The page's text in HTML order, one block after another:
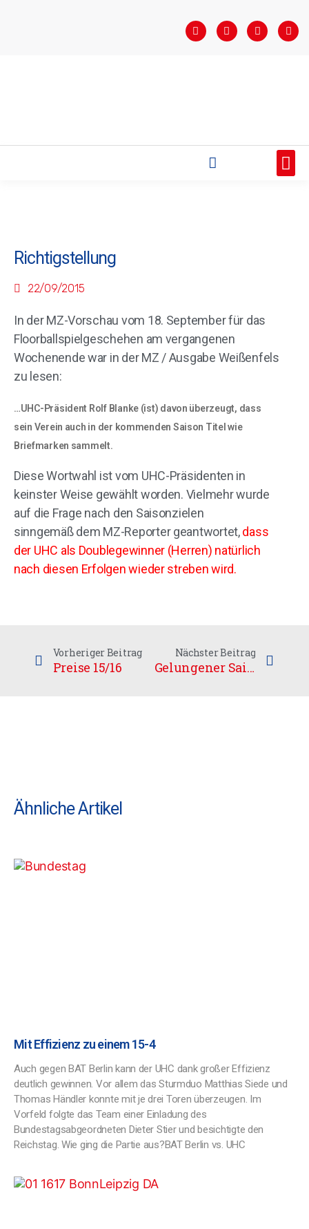
Richtigstellung
22/09/2015
In der MZ-Vorschau vom 18. September für das
Floorballspielgeschehen am vergangenen
Wochenende war in der MZ / Ausgabe Weißenfels
zu lesen:
…UHC-Präsident Rolf Blanke (ist) davon überzeugt, dass
sein Verein auch in der kommenden Saison Titel wie
Briefmarken sammelt.
Diese Wortwahl ist vom UHC-Präsidenten in
keinster Weise gewählt worden. Vielmehr wurde
auf die Frage nach den Saisonzielen
sinngemäß dem MZ-Reporter geantwortet,dass
der UHC als Doublegewinner (Herren) natürlich
nach diesen Erfolgen wieder streben wird.
Vorheriger Beitrag
Preise 15/16
Nächster Beitrag
Gelungener Saisonauftakt der Damen
Ähnliche Artikel
Mit Effizienz zu einem 15-4
Auch gegen BAT Berlin kann der UHC dank großer Effizienz
deutlich gewinnen. Vor allem das Sturmduo Matthias Siede und
Thomas Händler konnte mit je drei Toren überzeugen. Im
Vorfeld folgte das Team einer Einladung des
Bundestagsabgeordneten Dieter Stier und besichtigte den
Reichstag. Wie ging die Partie aus?BAT Berlin vs. UHC